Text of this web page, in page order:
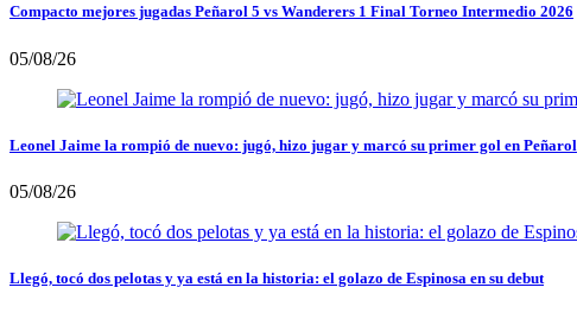
Compacto mejores jugadas Peñarol 5 vs Wanderers 1 Final Torneo Intermedio 2026
05/08/26
Leonel Jaime la rompió de nuevo: jugó, hizo jugar y marcó su primer gol en Peñarol
05/08/26
Llegó, tocó dos pelotas y ya está en la historia: el golazo de Espinosa en su debut